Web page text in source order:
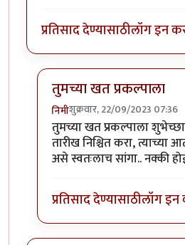
प्रतिसाद देण्यासाठीलॉग इन
तुमच्या खत प्रकल्पाला
निमीशुक्रवार, 22/09/2023 07:36
In reply toकौतुक!by
तुमच्या खत प्रकल्पाला
तारीख निश्चित करा,
असे स्वतःलाच सांगा.. नक्की
प्रतिसाद देण्यासाठीलॉग इन